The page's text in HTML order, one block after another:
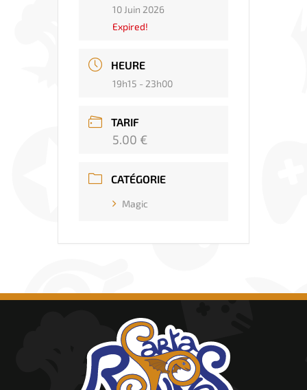
10 Juin 2026
Expired!
HEURE
19h15 - 23h00
TARIF
5.00 €
CATÉGORIE
Magic